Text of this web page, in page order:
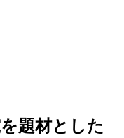
題材とした